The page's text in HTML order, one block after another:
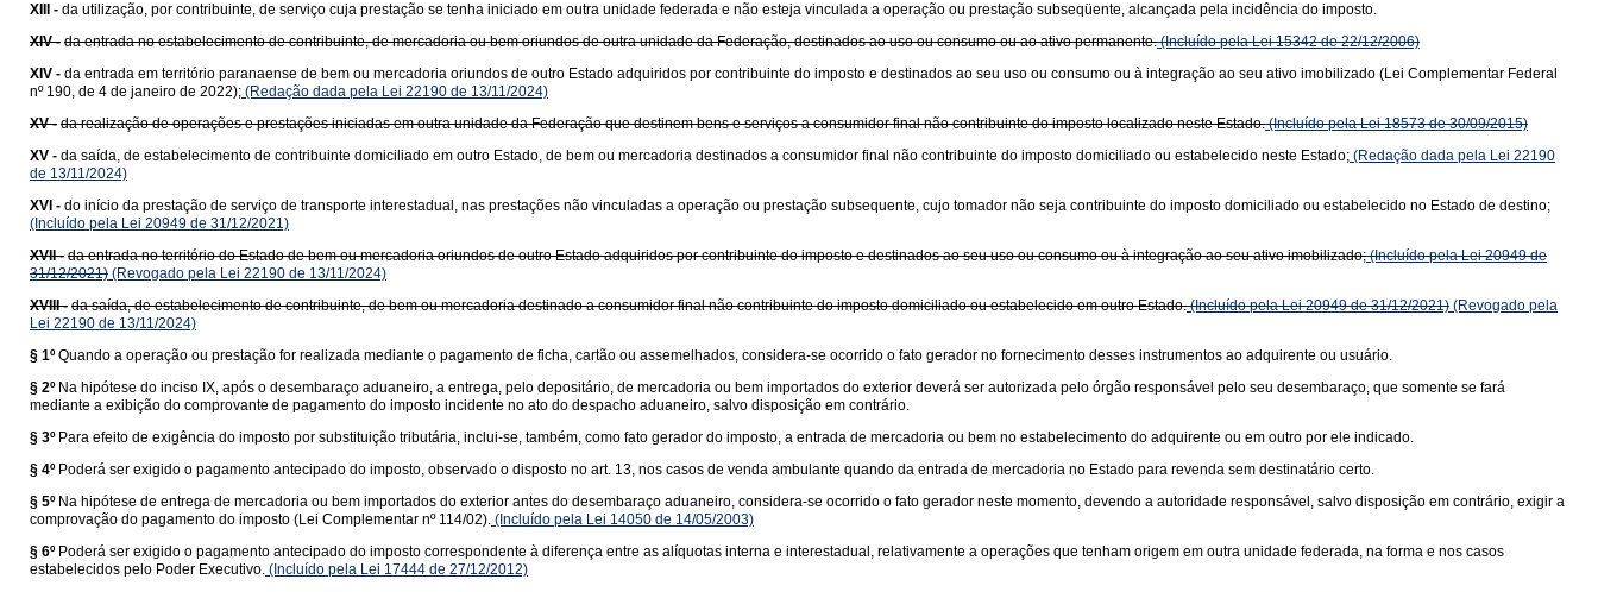
XIII - da utilização, por contribuinte, de serviço cuja prestação se tenha iniciado em outra unidade federada e não esteja vinculada a operação ou prestação subseqüente, alcançada pela incidência do imposto.
XIV - da entrada no estabelecimento de contribuinte, de mercadoria ou bem oriundos de outra unidade da Federação, destinados ao uso ou consumo ou ao ativo permanente.(Incluído pela Lei 15342 de 22/12/2006)
XIV - da entrada em território paranaense de bem ou mercadoria oriundos de outro Estado adquiridos por contribuinte do imposto e destinados ao seu uso ou consumo ou à integração ao seu ativo imobilizado (Lei Complementar Federal
nº 190, de 4 de janeiro de 2022); (Redação dada pela Lei 22190 de 13/11/2024)
XV - da realização de operações e prestações iniciadas em outra unidade da Federação que destinem bens e serviços a consumidor final não contribuinte do imposto localizado neste Estado.(Incluído pela Lei 18573 de 30/09/2015)
XV - da saída, de estabelecimento de contribuinte domiciliado em outro Estado, de bem ou mercadoria destinados a consumidor final não contribuinte do imposto domiciliado ou estabelecido neste Estado; (Redação dada pela Lei 22190
de 13/11/2024)
XVI - do início da prestação de serviço de transporte interestadual, nas prestações não vinculadas a operação ou prestação subsequente, cujo tomador não seja contribuinte do imposto domiciliado ou estabelecido no Estado de destino;
(Incluído pela Lei 20949 de 31/12/2021)
XVII - da entrada no território do Estado de bem ou mercadoria oriundos de outro Estado adquiridos por contribuinte do imposto e destinados ao seu uso ou consumo ou à integração ao seu ativo imobilizado;(Incluído pela Lei 20949 de
31/12/2021) (Revogado pela Lei 22190 de 13/11/2024)
XVIII - da saída, de estabelecimento de contribuinte, de bem ou mercadoria destinado a consumidor final não contribuinte do imposto domiciliado ou estabelecido em outro Estado.(Incluído pela Lei 20949 de 31/12/2021) (Revogado pela
Lei 22190 de 13/11/2024)
§ 1º Quando a operação ou prestação for realizada mediante o pagamento de ficha, cartão ou assemelhados, considera-se ocorrido o fato gerador no fornecimento desses instrumentos ao adquirente ou usuário.
§ 2º Na hipótese do inciso IX, após o desembaraço aduaneiro, a entrega, pelo depositário, de mercadoria ou bem importados do exterior deverá ser autorizada pelo órgão responsável pelo seu desembaraço, que somente se fará
mediante a exibição do comprovante de pagamento do imposto incidente no ato do despacho aduaneiro, salvo disposição em contrário.
§ 3º Para efeito de exigência do imposto por substituição tributária, inclui-se, também, como fato gerador do imposto, a entrada de mercadoria ou bem no estabelecimento do adquirente ou em outro por ele indicado.
§ 4º Poderá ser exigido o pagamento antecipado do imposto, observado o disposto no art. 13, nos casos de venda ambulante quando da entrada de mercadoria no Estado para revenda sem destinatário certo.
§ 5º Na hipótese de entrega de mercadoria ou bem importados do exterior antes do desembaraço aduaneiro, considera-se ocorrido o fato gerador neste momento, devendo a autoridade responsável, salvo disposição em contrário, exigir a
comprovação do pagamento do imposto (Lei Complementar nº 114/02). (Incluído pela Lei 14050 de 14/05/2003)
§ 6º Poderá ser exigido o pagamento antecipado do imposto correspondente à diferença entre as alíquotas interna e interestadual, relativamente a operações que tenham origem em outra unidade federada, na forma e nos casos
estabelecidos pelo Poder Executivo. (Incluído pela Lei 17444 de 27/12/2012)